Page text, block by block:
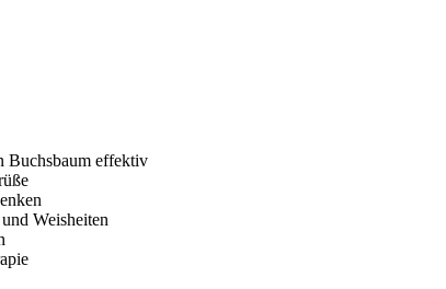
Buchsbaum effektiv
Weisheiten